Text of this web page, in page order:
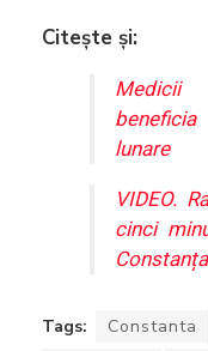
Citește și:
Medicii
lunare
VIDEO.
cinci
Tags: Constanta